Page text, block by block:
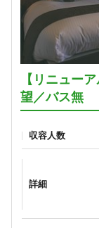
【リニュー
望／バス無
収容人数
詳細